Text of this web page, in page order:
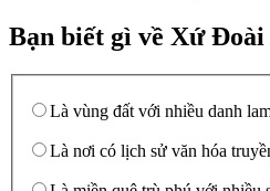
Bạn biết gì về Xứ
Là vùng đất với nhiều danh
Là nơi có lịch sử văn hóa